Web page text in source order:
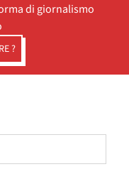
di giornalismo
?